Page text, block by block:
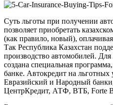
Суть льготы при получении
позволяет приобретать
(как правило, новый),
Так Республика Казахстан
производство автомобилей. Для
создана специальная
банке. Автокредит на льготных
Евразийский и Народный
ЦентрКредит, АТФ, ВТБ, Forte